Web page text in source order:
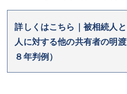
詳しくはこちら｜被相続人
人に対する他の共有者の明
８年判例）